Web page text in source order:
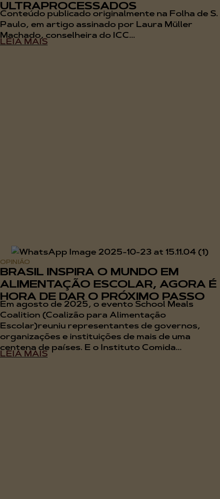
ULTRAPROCESSADOS
Conteúdo publicado originalmente na Folha de S.
Paulo, em artigo assinado por Laura Müller
Machado, conselheira do ICC...
LEIA MAIS
OPINIÃO
BRASIL INSPIRA O MUNDO EM
ALIMENTAÇÃO ESCOLAR, AGORA É
HORA DE DAR O PRÓXIMO PASSO
Em agosto de 2025, o evento School Meals
Coalition (Coalizão para Alimentação
Escolar)reuniu representantes de governos,
organizações e instituições de mais de uma
centena de países. E o Instituto Comida...
LEIA MAIS